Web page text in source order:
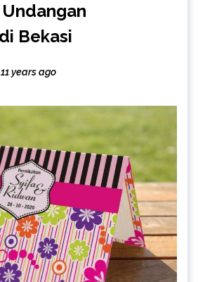
Bekasi
11 years ago